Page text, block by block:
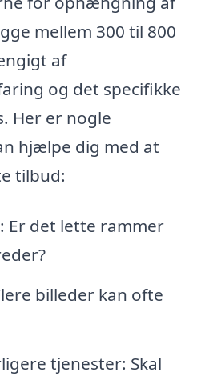
mellem 300 til 800
af
og det specifikke
Her er nogle
hjælpe dig med at
tilbud:
Er det lette rammer
billeder kan ofte
tjenester: Skal